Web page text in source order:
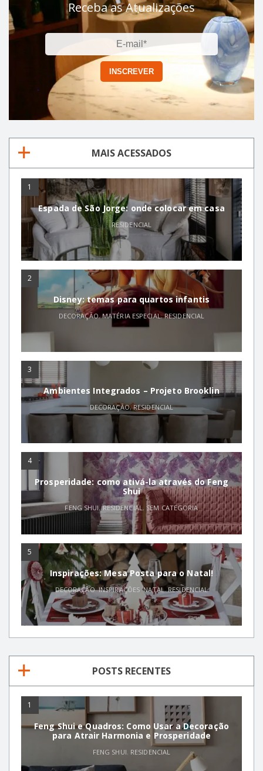
Receba as Atualizações
MAIS ACESSADOS
1
Espada de São Jorge: onde colocar em casa
RESIDENCIAL
2
Disney: temas para quartos infantis
DECORAÇÃO,MATÉRIA ESPECIAL,RESIDENCIAL
3
Ambientes Integrados – Projeto Brooklin
DECORAÇÃO,RESIDENCIAL
4
Prosperidade: como ativá-la através do Feng
Shui
FENG SHUI,RESIDENCIAL ,SEM CATEGORIA
5
Inspirações: Mesa Posta para o Natal!
DECORAÇÃO,INSPIRAÇÕES ,NATAL,RESIDENCIAL
POSTS RECENTES
1
Feng Shui e Quadros: Como Usar a Decoração
para Atrair Harmonia e Prosperidade
FENG SHUI, RESIDENCIAL